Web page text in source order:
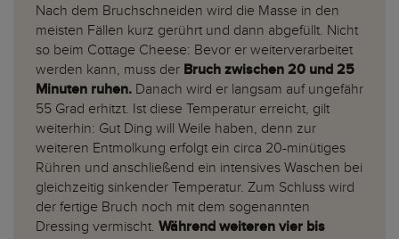
Nach dem Bruchschneiden wird die Masse in den
meisten Fällen kurz gerührt und dann abgefüllt. Nicht
so beim Cottage Cheese: Bevor er weiterverarbeitet
werden kann, muss der Bruch zwischen 20 und 25
Minuten ruhen. Danach wird er langsam auf ungefähr
55 Grad erhitzt. Ist diese Temperatur erreicht, gilt
weiterhin: Gut Ding will Weile haben, denn zur
weiteren Entmolkung erfolgt ein circa 20-minütiges
Rühren und anschließend ein intensives Waschen bei
gleichzeitig sinkender Temperatur. Zum Schluss wird
der fertige Bruch noch mit dem sogenannten
Dressing vermischt. Während weiteren vier bis